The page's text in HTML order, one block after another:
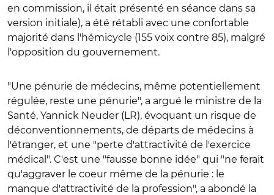
en commission, il était présenté en séance dans sa
version initiale), a été rétabli avec une confortable
majorité dans l'hémicycle (155 voix contre 85), malgré
l'opposition du gouvernement.
"Une pénurie de médecins, même potentiellement
régulée, reste une pénurie", a argué le ministre de la
Santé, Yannick Neuder (LR), évoquant un risque de
déconventionnements, de départs de médecins à
l'étranger, et une "perte d'attractivité de l'exercice
médical". C'est une "fausse bonne idée" qui "ne ferait
qu'aggraver le coeur même de la pénurie : le
manque d'attractivité de la profession", a abondé la